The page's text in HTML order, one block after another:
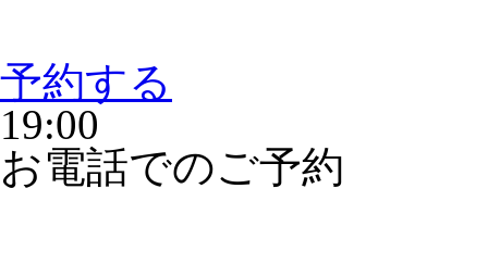
予約する
19:00
お電話でのご予約